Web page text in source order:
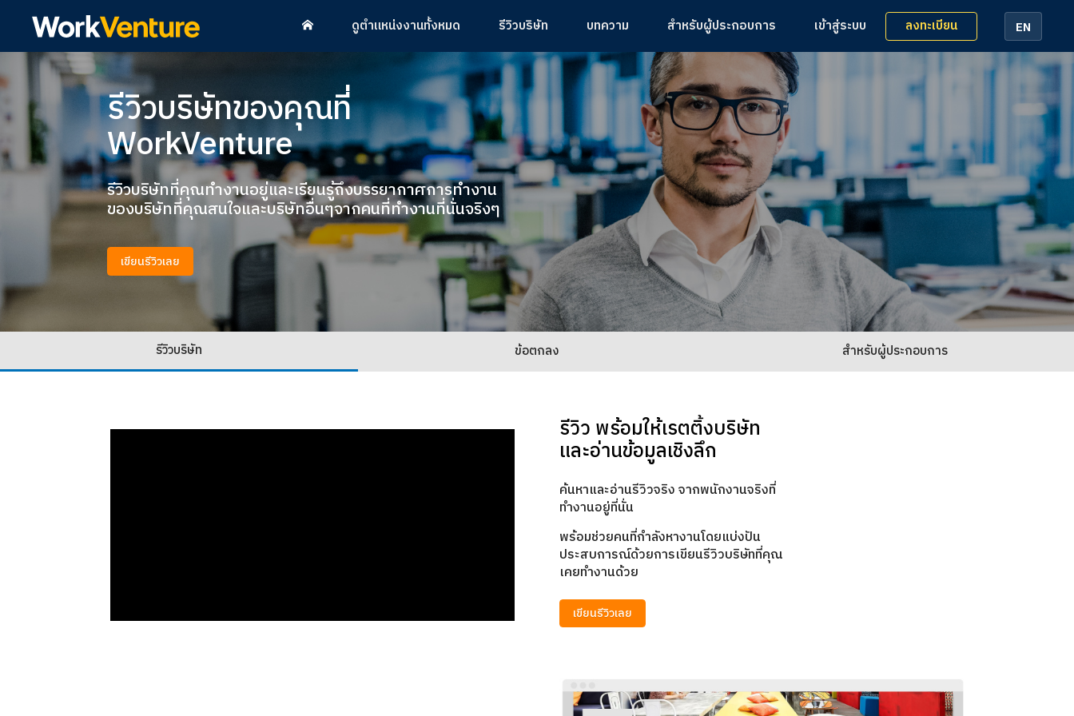
ดูตำแหน่งงานทั้งหมด รีวิวบริษัท บทความ สำหรับผู้ประกอบการ เข้าสู่ระบบ ลงทะเบียน EN
รีวิวบริษัทของคุณที่
WorkVenture
รีวิวบริษัทที่คุณทำงานอยู่และเรียนรู้ถึงบรรยากาศการทำงาน
ของบริษัทที่คุณสนใจและบริษัทอื่นๆจากคนที่ทำงานที่นั่นจริงๆ
เขียนรีวิวเลย
รีวิวบริษัท ข้อตกลง สำหรับผู้ประกอบการ
รีวิว พร้อมให้เรตติ้งบริษัท
และอ่านข้อมูลเชิงลึก
ค้นหาและอ่านรีวิวจริง จากพนักงานจริงที่
ทำงานอยู่ที่นั่น
พร้อมช่วยคนที่กำลังหางานโดยแบ่งปัน
ประสบการณ์ด้วยการเขียนรีวิวบริษัทที่คุณ
เคยทำงานด้วย
เขียนรีวิวเลย